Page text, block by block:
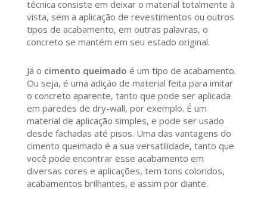
técnica consiste em deixar o material totalmente à
vista, sem a aplicação de revestimentos ou outros
tipos de acabamento, em outras palavras, o
concreto se mantém em seu estado original.
Já o cimento queimado é um tipo de acabamento.
Ou seja, é uma adição de material feita para imitar
o concreto aparente, tanto que pode ser aplicada
em paredes de dry-wall, por exemplo. É um
material de aplicação simples, e pode ser usado
desde fachadas até pisos. Uma das vantagens do
cimento queimado é a sua versatilidade, tanto que
você pode encontrar esse acabamento em
diversas cores e aplicações, tem tons coloridos,
acabamentos brilhantes, e assim por diante.